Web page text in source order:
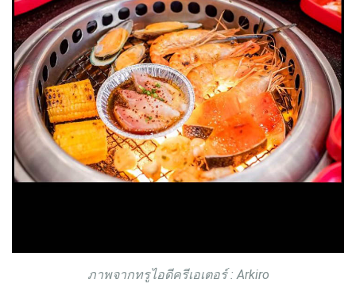
ภาพจากทรูไอดีครีเอเตอร์ : Arkiro